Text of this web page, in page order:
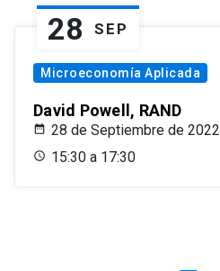
28 SEP
Microeconomía Aplicada
David Powell, RAND
28 de Septiembre de 2022
15:30 a 17:30